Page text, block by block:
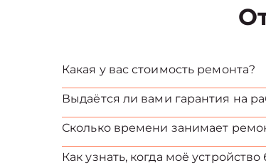
Какая у вас стоимость ремонта?
Выдаётся ли вами гарантия на
Сколько времени занимает
Как узнать, когда моё устройство